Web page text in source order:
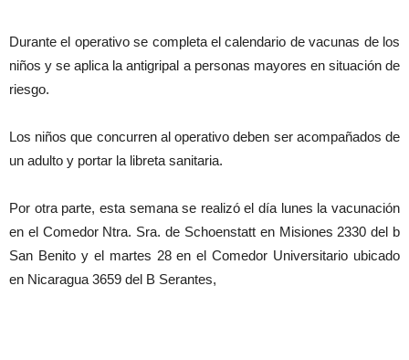
Durante el operativo se completa el calendario de vacunas de los
niños y se aplica la antigripal a personas mayores en situación de
riesgo.
Los niños que concurren al operativo deben ser acompañados de
un adulto y portar la libreta sanitaria.
Por otra parte, esta semana se realizó el día lunes la vacunación
en el Comedor Ntra. Sra. de Schoenstatt en Misiones 2330 del b
San Benito y el martes 28 en el Comedor Universitario ubicado
en Nicaragua 3659 del B Serantes,